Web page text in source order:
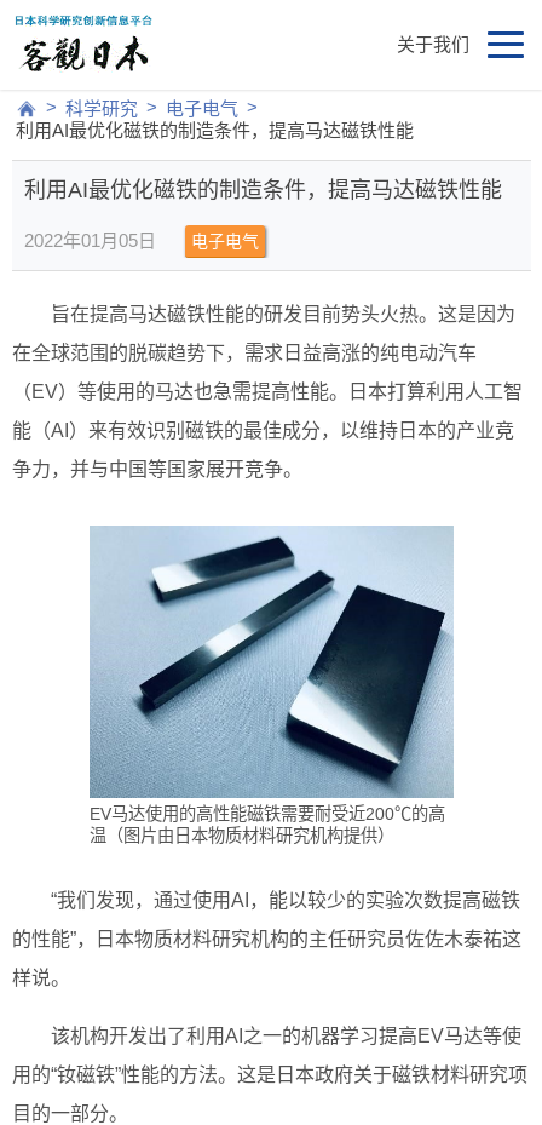
关于我们
> 科学研究 > 电子电气 >
利用AI最优化磁铁的制造条件，提高马达磁铁性能
利用AI最优化磁铁的制造条件，提高马达磁铁性能
2022年01月05日 电子电气
旨在提高马达磁铁性能的研发目前势头火热。这是因为
在全球范围的脱碳趋势下，需求日益高涨的纯电动汽车
（EV）等使用的马达也急需提高性能。日本打算利用人工智
能（AI）来有效识别磁铁的最佳成分，以维持日本的产业竞
争力，并与中国等国家展开竞争。
EV马达使用的高性能磁铁需要耐受近200℃的高
温（图片由日本物质材料研究机构提供）
“我们发现，通过使用AI，能以较少的实验次数提高磁铁
的性能”，日本物质材料研究机构的主任研究员佐佐木泰祐这
样说。
该机构开发出了利用AI之一的机器学习提高EV马达等使
用的“钕磁铁”性能的方法。这是日本政府关于磁铁材料研究项
目的一部分。